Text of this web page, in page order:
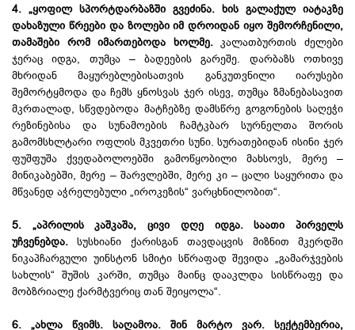
4. „ყოფილ სპორტდარბაზში გვეძინა. ხის გალაქულ იატაკზე
დახაზული წრეები და ზოლები იმ დროიდან იყო შემორჩენილი,
თამაშები რომ იმართებოდა ხოლმე. კალათბურთის ძელები
ჯერაც იდგა, თუმცა – ბადეების გარეშე. დარბაზს ოთხივე
მხრიდან მაყურებლებისათვის განკუთვნილი იარუსები
შემორტყმოდა და ჩემს ყნოსვას ჯერ ისევ, თუმცა ზმანებასავით
მკრთალად, სწვდებოდა მატჩებზე დამსწრე გოგონების საღეჭი
რეზინებისა და სუნამოების ჩამტკბარ სურნელთა შორის
გამომსხლტარი ოფლის მკვეთრი სუნი. სურათებიდან ისინი ჯერ
ფუშფუშა ქვედაბოლოებში გამოწყობილი მახსოვს, მერე –
მინიკაბებში, მერე – შარვლებში, მერე კი – ცალი საყურითა და
მწვანედ აჭრელებული „იროკეზის“ ვარცხნილობით“.
5. „აპრილის კაშკაშა, ცივი დღე იდგა. საათი პირველს
უჩვენებდა. სუსხიანი ქარისგან თავდაცვის მიზნით მკერდში
ნიკაპჩარგული უინსტონ სმიტი სწრაფად შევიდა „გამარჯვების
სახლის“ შუშის კარში, თუმცა მაინც დააკლდა სისწრაფე და
მობზრიალე ქარმტვერიც თან შეიყოლა“.
6. „ახლა წვიმს. საღამოა. შინ მარტო ვარ. სექტემბერია,